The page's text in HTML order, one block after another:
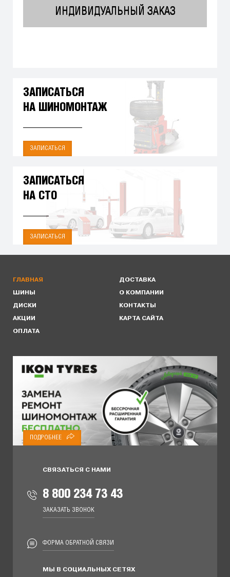
ИНДИВИДУАЛЬНЫЙ ЗАКАЗ
ЗАПИСАТЬСЯ
НА ШИНОМОНТАЖ
ЗАПИСАТЬСЯ
ЗАПИСАТЬСЯ
НА СТО
ЗАПИСАТЬСЯ
ГЛАВНАЯ
ШИНЫ
ДИСКИ
АКЦИИ
ОПЛАТА
ДОСТАВКА
О КОМПАНИИ
КОНТАКТЫ
КАРТА САЙТА
ПОДРОБНЕЕ
СВЯЗАТЬСЯ С НАМИ
8 800 234 73 43
ЗАКАЗАТЬ ЗВОНОК
ФОРМА ОБРАТНОЙ СВЯЗИ
МЫ В СОЦИАЛЬНЫХ СЕТЯХ